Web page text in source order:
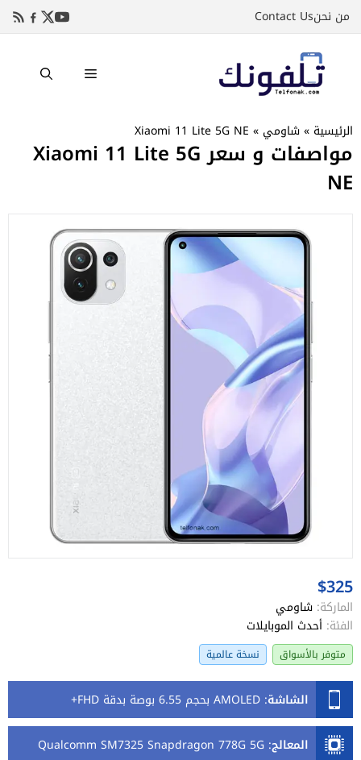
إلىمن نحنContact Us
القائمة
الرئيسية »شاومي »
Xiaomi 11 Lite 5G NE
مواصفات و سعر Xiaomi 11 Lite 5G
NE
$325
الماركة: شاومي
الفئة: أحدث الموبايلات
متوفر بالأسواق نسخة عالمية
الشاشة: AMOLED بحجم 6.55 بوصة بدقة FHD+
المعالج:
Qualcomm SM7325 Snapdragon 778G 5G